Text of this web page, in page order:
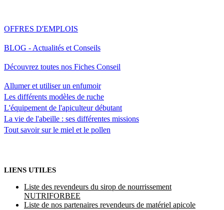
OFFRES D'EMPLOIS
BLOG - Actualités et Conseils
Découvrez toutes nos Fiches Conseil
Allumer et utiliser un enfumoir
Les différents modèles de ruche
L'équipement de l'apiculteur débutant
La vie de l'abeille : ses différentes missions
Tout savoir sur le miel et le pollen
LIENS UTILES
Liste des revendeurs du sirop de nourrissement
NUTRIFORBEE
Liste de nos partenaires revendeurs de matériel apicole